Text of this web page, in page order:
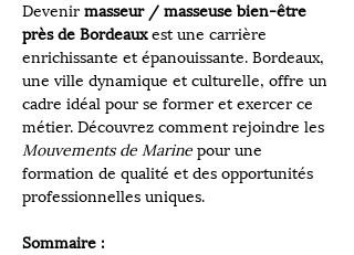
Devenir masseur / masseuse bien-être
près de Bordeaux est une carrière
enrichissante et épanouissante. Bordeaux,
une ville dynamique et culturelle, offre un
cadre idéal pour se former et exercer ce
métier. Découvrez comment rejoindre les
Mouvements de Marine pour une
formation de qualité et des opportunités
professionnelles uniques.
Sommaire :